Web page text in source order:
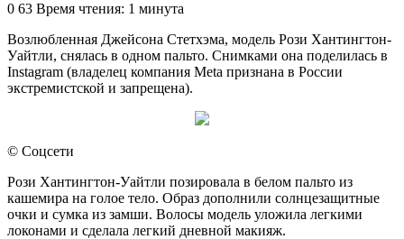
0 63 Время чтения: 1 минута
Возлюбленная Джейсона Стетхэма, модель Рози Хантингтон-
Уайтли, снялась в одном пальто. Снимками она поделилась в
Instagram (владелец компания Meta признана в России
экстремистской и запрещена).
© Соцсети
Рози Хантингтон-Уайтли позировала в белом пальто из
кашемира на голое тело. Образ дополнили солнцезащитные
очки и сумка из замши. Волосы модель уложила легкими
локонами и сделала легкий дневной макияж.